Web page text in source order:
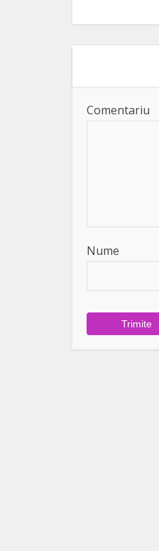
Comentariu
Nume